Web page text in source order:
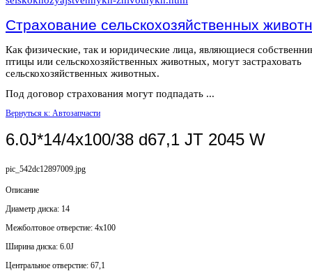
Страхование сельскохозяйственных
Как физические, так и юридические лица, являющиеся
птицы или сельскохозяйственных животных, могут застраховать
сельскохозяйственных животных.
Под договор страхования могут подпадать ...
Вернуться к: Автозапчасти
6.0J*14/4x100/38 d67,1 JT 2045 W
pic_542dc12897009.jpg
Описание
Диаметр диска: 14
Mежболтовое отверстие: 4x100
Ширина диска: 6.0J
Центральное отверстие: 67,1